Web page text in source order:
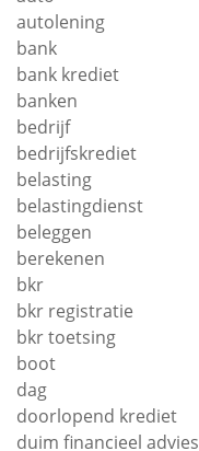
autolening
bank
bank krediet
banken
bedrijf
bedrijfskrediet
belasting
belastingdienst
beleggen
berekenen
bkr
bkr registratie
bkr toetsing
boot
dag
doorlopend krediet
duim financieel advies